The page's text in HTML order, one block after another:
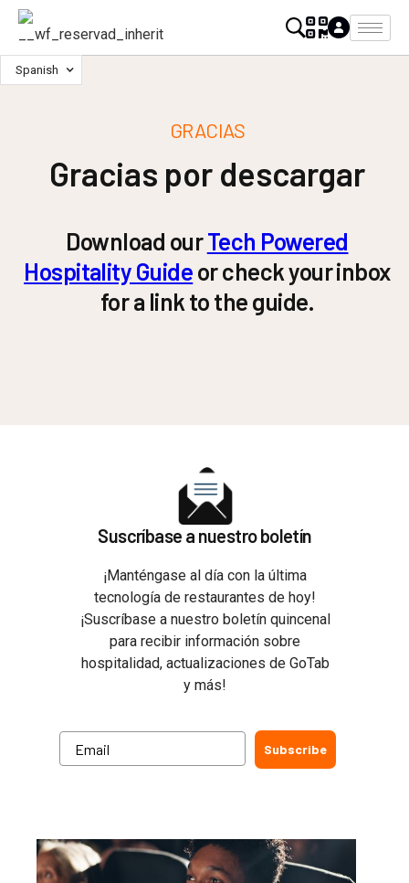
Spanish
GRACIAS
Gracias por descargar
Download ourTech Powered
Hospitality Guideor check your inbox
for a link to the guide.
Suscríbase a nuestro boletín
¡Manténgase al día con la última
tecnología de restaurantes de hoy!
¡Suscríbase a nuestro boletín quincenal
para recibir información sobre
hospitalidad, actualizaciones de GoTab
y más!
Subscribe